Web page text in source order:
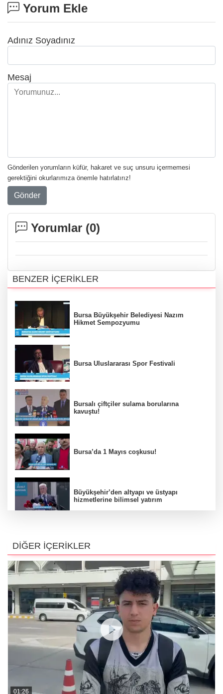
Yorum Ekle
Adınız Soyadınız
Mesaj
Gönderilen yorumların küfür, hakaret ve suç unsuru içermemesi
gerektiğini okurlarımıza önemle hatırlatırız!
Gönder
Yorumlar (0)
BENZER İÇERİKLER
Bursa Büyükşehir Belediyesi Nazım
Hikmet Sempozyumu
Bursa Uluslararası Spor Festivali
Bursalı çiftçiler sulama borularına
kavuştu!
Bursa’da 1 Mayıs coşkusu!
Büyükşehir’den altyapı ve üstyapı
hizmetlerine bilimsel yatırım
yanında
Bu oyuna biletle değil kitapla giriliyor!
Arkeopark’ta 'Ekinoks Macerası' etkinliği
Büyükşehir’den çiftçiye bir destek daha
DİĞER İÇERİKLER
01:26